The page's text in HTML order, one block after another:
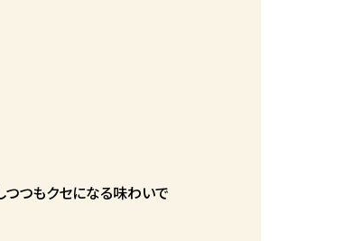
つもクセになる味わいで